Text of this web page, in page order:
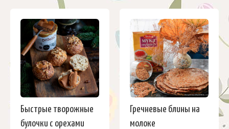
Быстрые творожные
булочки с орехами
Гречневые блины на
молоке